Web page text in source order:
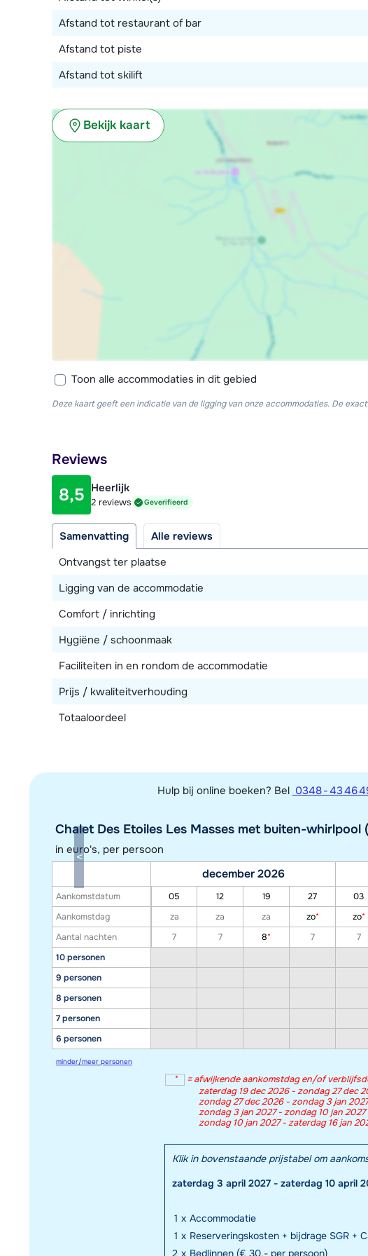
Afstand tot restaurant of bar
Afstand tot piste
Afstand tot skilift
Bekijk kaart
Toon alle accommodaties in dit gebied
Deze kaart geeft een indicatie van de ligging van onze accommodaties. De
Reviews
8,5 Heerlijk
2 reviews Geverifieerd
Samenvatting
Alle reviews
Ontvangst ter plaatse
Ligging van de accommodatie
Comfort / inrichting
Hygiëne / schoonmaak
Faciliteiten in en rondom de accommodatie
Prijs / kwaliteitverhouding
Totaaloordeel
Hulp bij online boeken? Bel 0348 - 43 46
Chalet Des Etoiles Les Masses met buiten-whirlpool
in euro's, per persoon
Aankomstdatum
Aankomstdag
Aantal nachten
10 personen
9 personen
8 personen
7 personen
6 personen
december 2026
05 12 19 27 03
za
za za zo* zo*
7
7 8* 7 7
minder/meer personen
* =afwijkende aankomstdag en/of
zaterdag 19 dec 2026 - zondag 27 dec
zondag 27 dec 2026 - zondag 3 jan
zondag 3 jan 2027 - zondag 10 jan 2027
zondag 10 jan 2027 - zaterdag 16 jan
Klik in bovenstaande prijstabel om
zaterdag 3 april 2027 - zaterdag 10 april
1 x Accommodatie
1 x Reserveringskosten + bijdrage SGR +
2 x Bedlinnen (€ 30,- per persoon)